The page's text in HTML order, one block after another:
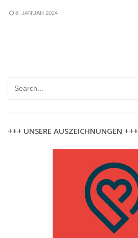
8. JANUAR 2024
+++ UNSERE AUSZEICHNUNGEN +++